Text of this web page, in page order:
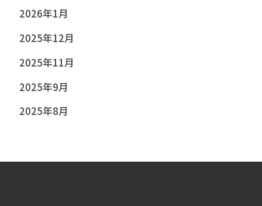
2026年1月
2025年12月
2025年11月
2025年9月
2025年8月